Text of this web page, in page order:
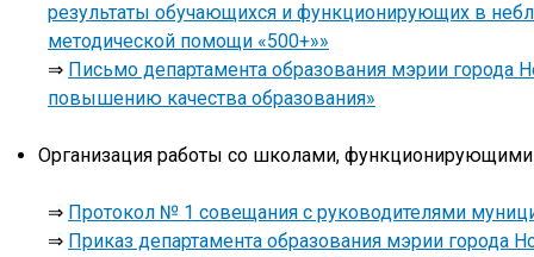
результаты обучающихся и функционирующих в
методической помощи «500+»»
⇒ Письмо департамента образования мэрии
повышению качества образования»
Организация работы со школами, функционирующими
⇒ Протокол № 1 совещания с руководителями
⇒ Приказ департамента образования мэрии города